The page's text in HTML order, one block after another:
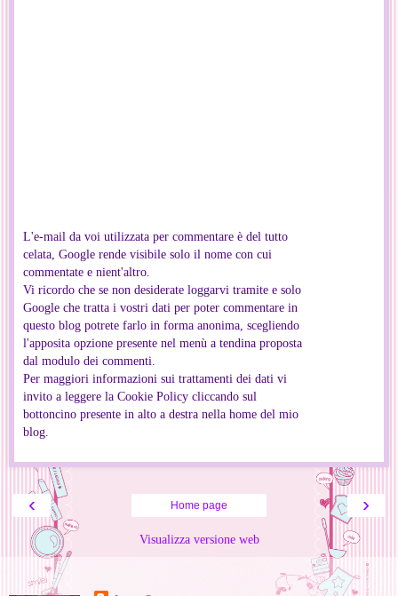
L'e-mail da voi utilizzata per commentare è del tutto
celata, Google rende visibile solo il nome con cui
commentate e nient'altro.
Vi ricordo che se non desiderate loggarvi tramite e solo
Google che tratta i vostri dati per poter commentare in
questo blog potrete farlo in forma anonima, scegliendo
l'apposita opzione presente nel menù a tendina proposta
dal modulo dei commenti.
Per maggiori informazioni sui trattamenti dei dati vi
invito a leggere la Cookie Policy cliccando sul
bottoncino presente in alto a destra nella home del mio
blog.
‹ ›
Home page
Visualizza versione web
Informazioni personali